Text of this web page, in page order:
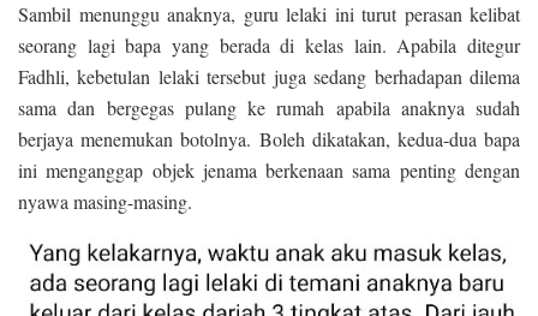
Sambil menunggu anaknya, guru lelaki ini turut perasan kelibat
seorang lagi bapa yang berada di kelas lain. Apabila ditegur
Fadhli, kebetulan lelaki tersebut juga sedang berhadapan dilema
sama dan bergegas pulang ke rumah apabila anaknya sudah
berjaya menemukan botolnya. Boleh dikatakan, kedua-dua bapa
ini menganggap objek jenama berkenaan sama penting dengan
nyawa masing-masing.